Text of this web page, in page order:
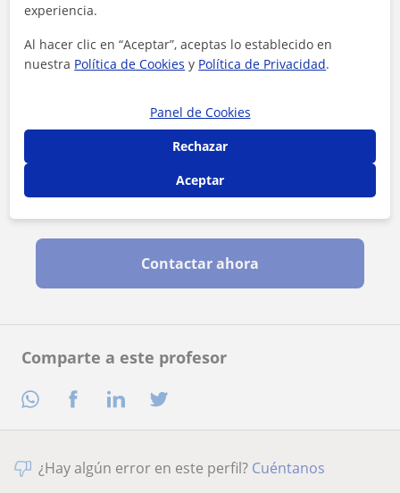
Comparte a este profesor
Contactar ahora
¿Hay algún error en este perfil? Cuéntanos
experiencia.
Al hacer clic en “Aceptar”, aceptas lo establecido en
nuestra Política de Cookies y Política de Privacidad.
Panel de Cookies
Rechazar
Aceptar